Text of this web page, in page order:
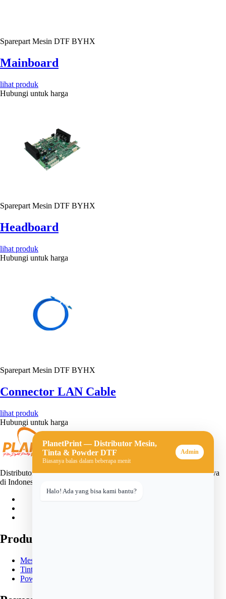
Sparepart Mesin DTF BYHX
Mainboard
lihat produk
Hubungi untuk harga
Sparepart Mesin DTF BYHX
Headboard
lihat produk
Hubungi untuk harga
Sparepart Mesin DTF BYHX
Connector LAN Cable
lihat produk
Hubungi untuk harga
Distributor mesin, tinta, dan powder DTF (Direct-to-Film) terpercaya
di Indonesia. Solusi lengkap untuk usaha sablon digital Anda.
Produk
Mesin DTF
Tinta DTF
Powder DTF
PlanetPrint — Distributor Mesin,
Tinta & Powder DTF
Biasanya balas dalam beberapa menit
Admin
Halo! Ada yang bisa kami bantu?